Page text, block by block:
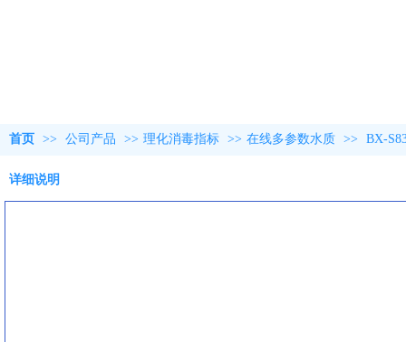
首页 >> 公司产品 >> 理化消毒指标 >> 在线多参数水质 >> BX-
详细说明